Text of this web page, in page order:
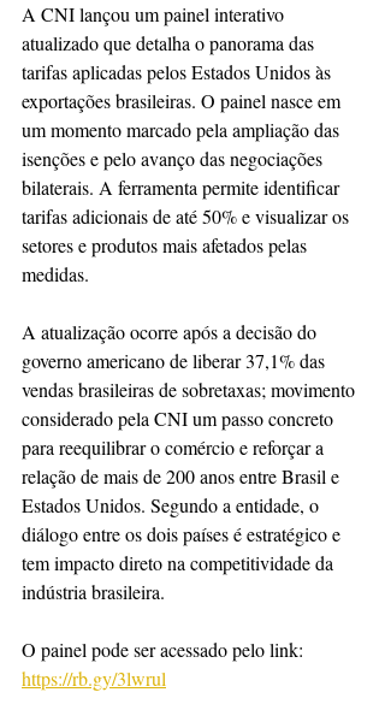
A CNI lançou um painel interativo
atualizado que detalha o panorama das
tarifas aplicadas pelos Estados Unidos às
exportações brasileiras. O painel nasce em
um momento marcado pela ampliação das
isenções e pelo avanço das negociações
bilaterais. A ferramenta permite identificar
tarifas adicionais de até 50% e visualizar os
setores e produtos mais afetados pelas
medidas.
A atualização ocorre após a decisão do
governo americano de liberar 37,1% das
vendas brasileiras de sobretaxas; movimento
considerado pela CNI um passo concreto
para reequilibrar o comércio e reforçar a
relação de mais de 200 anos entre Brasil e
Estados Unidos. Segundo a entidade, o
diálogo entre os dois países é estratégico e
tem impacto direto na competitividade da
indústria brasileira.
O painel pode ser acessado pelo link:
https://rb.gy/3lwrul